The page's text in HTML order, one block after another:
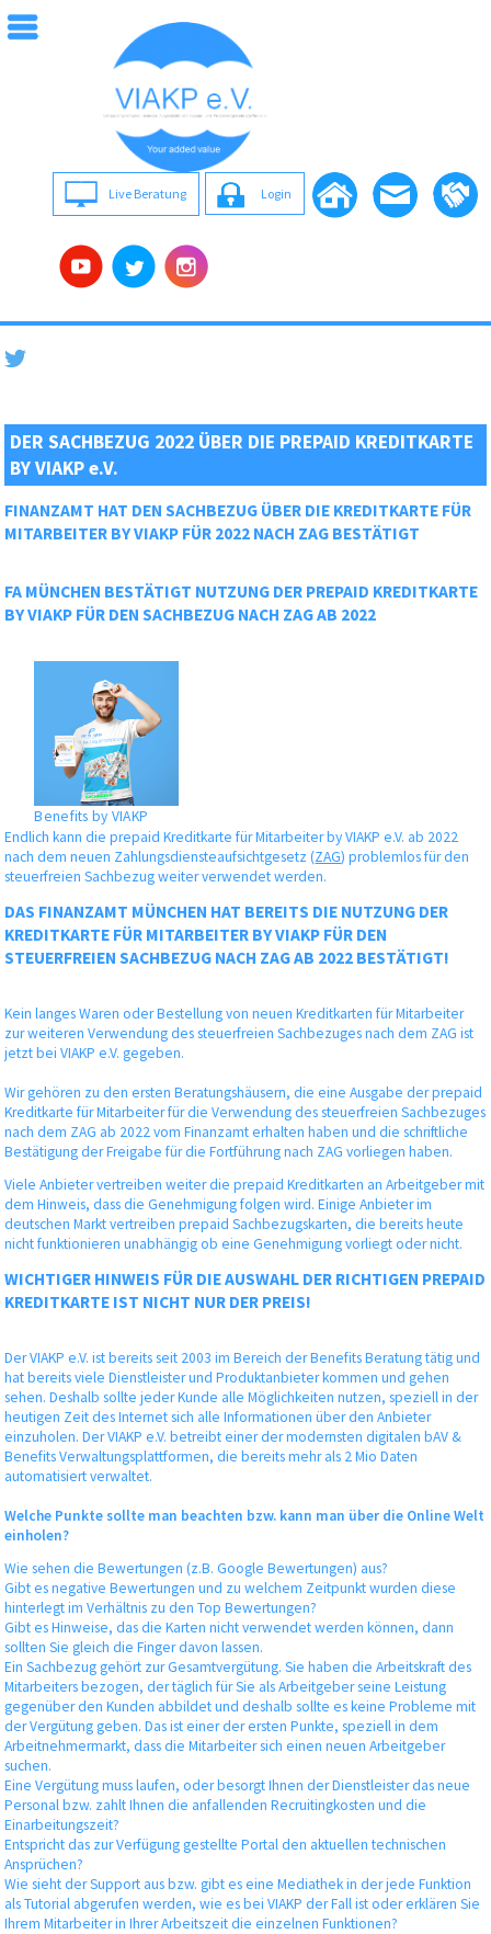
Live Beratung Login
DER SACHBEZUG 2022 ÜBER DIE PREPAID KREDITKARTE
BY VIAKP e.V.
FINANZAMT HAT DEN SACHBEZUG ÜBER DIE KREDITKARTE FÜR
MITARBEITER BY VIAKP FÜR 2022 NACH ZAG BESTÄTIGT
FA MÜNCHEN BESTÄTIGT NUTZUNG DER PREPAID KREDITKARTE
BY VIAKP FÜR DEN SACHBEZUG NACH ZAG AB 2022
Benefits by VIAKP
Endlich kann die prepaid Kreditkarte für Mitarbeiter by VIAKP e.V. ab 2022
nach dem neuen Zahlungsdiensteaufsichtgesetz (ZAG) problemlos für den
steuerfreien Sachbezug weiter verwendet werden.
DAS FINANZAMT MÜNCHEN HAT BEREITS DIE NUTZUNG DER
KREDITKARTE FÜR MITARBEITER BY VIAKP FÜR DEN
STEUERFREIEN SACHBEZUG NACH ZAG AB 2022 BESTÄTIGT!
Kein langes Waren oder Bestellung von neuen Kreditkarten für Mitarbeiter
zur weiteren Verwendung des steuerfreien Sachbezuges nach dem ZAG ist
jetzt bei VIAKP e.V. gegeben.
Wir gehören zu den ersten Beratungshäusern, die eine Ausgabe der prepaid
Kreditkarte für Mitarbeiter für die Verwendung des steuerfreien Sachbezuges
nach dem ZAG ab 2022 vom Finanzamt erhalten haben und die schriftliche
Bestätigung der Freigabe für die Fortführung nach ZAG vorliegen haben.
Viele Anbieter vertreiben weiter die prepaid Kreditkarten an Arbeitgeber mit
dem Hinweis, dass die Genehmigung folgen wird. Einige Anbieter im
deutschen Markt vertreiben prepaid Sachbezugskarten, die bereits heute
nicht funktionieren unabhängig ob eine Genehmigung vorliegt oder nicht.
WICHTIGER HINWEIS FÜR DIE AUSWAHL DER RICHTIGEN PREPAID
KREDITKARTE IST NICHT NUR DER PREIS!
Der VIAKP e.V. ist bereits seit 2003 im Bereich der Benefits Beratung tätig und
hat bereits viele Dienstleister und Produktanbieter kommen und gehen
sehen. Deshalb sollte jeder Kunde alle Möglichkeiten nutzen, speziell in der
heutigen Zeit des Internet sich alle Informationen über den Anbieter
einzuholen. Der VIAKP e.V. betreibt einer der modernsten digitalen bAV &
Benefits Verwaltungsplattformen, die bereits mehr als 2 Mio Daten
automatisiert verwaltet.
Welche Punkte sollte man beachten bzw. kann man über die Online Welt
einholen?
Wie sehen die Bewertungen (z.B. Google Bewertungen) aus?
Gibt es negative Bewertungen und zu welchem Zeitpunkt wurden diese
hinterlegt im Verhältnis zu den Top Bewertungen?
Gibt es Hinweise, das die Karten nicht verwendet werden können, dann
sollten Sie gleich die Finger davon lassen.
Ein Sachbezug gehört zur Gesamtvergütung. Sie haben die Arbeitskraft des
Mitarbeiters bezogen, der täglich für Sie als Arbeitgeber seine Leistung
gegenüber den Kunden abbildet und deshalb sollte es keine Probleme mit
der Vergütung geben. Das ist einer der ersten Punkte, speziell in dem
Arbeitnehmermarkt, dass die Mitarbeiter sich einen neuen Arbeitgeber
suchen.
Eine Vergütung muss laufen, oder besorgt Ihnen der Dienstleister das neue
Personal bzw. zahlt Ihnen die anfallenden Recruitingkosten und die
Einarbeitungszeit?
Entspricht das zur Verfügung gestellte Portal den aktuellen technischen
Ansprüchen?
Wie sieht der Support aus bzw. gibt es eine Mediathek in der jede Funktion
als Tutorial abgerufen werden, wie es bei VIAKP der Fall ist oder erklären Sie
Ihrem Mitarbeiter in Ihrer Arbeitszeit die einzelnen Funktionen?